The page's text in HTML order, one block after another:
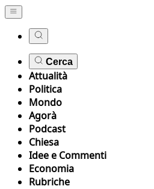
Cerca
Attualità
Politica
Mondo
Agorà
Podcast
Chiesa
Idee e Commenti
Economia
Rubriche